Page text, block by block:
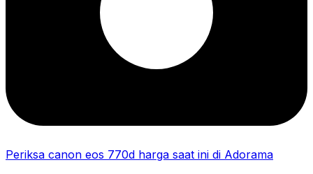
Periksa canon eos 770d harga saat ini di Adorama